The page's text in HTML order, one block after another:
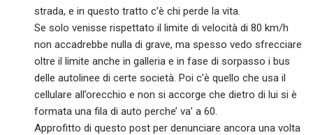
strada, e in questo tratto c’è chi perde la vita.
Se solo venisse rispettato il limite di velocità di 80 km/h
non accadrebbe nulla di grave, ma spesso vedo sfrecciare
oltre il limite anche in galleria e in fase di sorpasso i bus
delle autolinee di certe società. Poi c’è quello che usa il
cellulare all’orecchio e non si accorge che dietro di lui si è
formata una fila di auto perche’ va’ a 60.
Approfitto di questo post per denunciare ancora una volta